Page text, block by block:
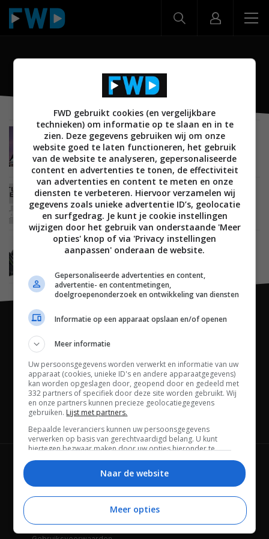
Turtle Beach
NIEUWS ENTERTAINMENT ACCESSOIRES
GAMING
23 MAART 2023
Turtle Beach Stealth Pro met actieve
ruisonderdrukking gepresenteerd
BEELD ENTERTAINMENT 13 NOVEMBER 2015
Turtle Beach onthult nieuwe Star Wars X-Wing
Pilot-headset
07 JANUARI 2015
Turtle Beach onthult nieuwe gaming headsets
Channels
FWD gebruikt cookies (en vergelijkbare
technieken) om informatie op te slaan en in te
zien. Deze gegevens gebruiken wij om onze
website goed te laten functioneren, het gebruik
van de website te analyseren, gepersonaliseerde
content en advertenties te tonen, de effectiviteit
van advertenties en content te meten en onze
diensten te verbeteren. Hiervoor verzamelen wij
gegevens zoals unieke advertentie ID’s, geolocatie
en surfgedrag. Je kunt je cookie instellingen
wijzigen door het gebruik van onderstaande 'Meer
opties' knop of via 'Privacy instellingen
aanpassen' onderaan de website.
Gepersonaliseerde advertenties en content,
advertentie- en contentmetingen,
doelgroepenonderzoek en ontwikkeling van diensten
Informatie op een apparaat opslaan en/of openen
Meer informatie
Uw persoonsgegevens worden verwerkt en informatie van uw
apparaat (cookies, unieke ID's en andere apparaatgegevens)
kan worden opgeslagen door, geopend door en gedeeld met
332 partners of specifiek door deze site worden gebruikt. Wij
en onze partners kunnen precieze geolocatiegegevens
gebruiken. Lijst met partners.
Bepaalde leveranciers kunnen uw persoonsgegevens
verwerken op basis van gerechtvaardigd belang. U kunt
hiertegen bezwaar maken door uw opties hieronder te
beheren. Zoek onderaan deze pagina of in het sitemenu naar
een link om uw toestemming te beheren of in te trekken via de
privacy- en cookie-instellingen.Naar de website
Meer opties